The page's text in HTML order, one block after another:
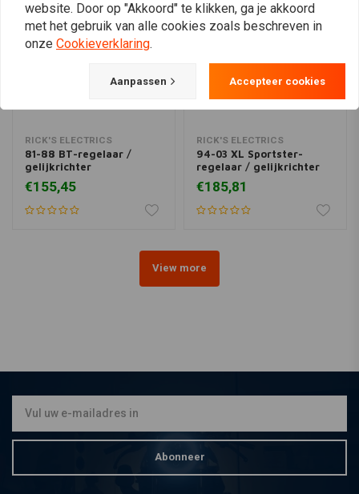
RICK'S ELECTRICS
81-88 BT-regelaar /
gelijkrichter
€155,45
RICK'S ELECTRICS
94-03 XL Sportster-
regelaar / gelijkrichter
€185,81
View more
Abonneer
website. Door op "Akkoord" te klikken, ga je akkoord
met het gebruik van alle cookies zoals beschreven in
onze Cookieverklaring.
Aanpassen Accepteer cookies